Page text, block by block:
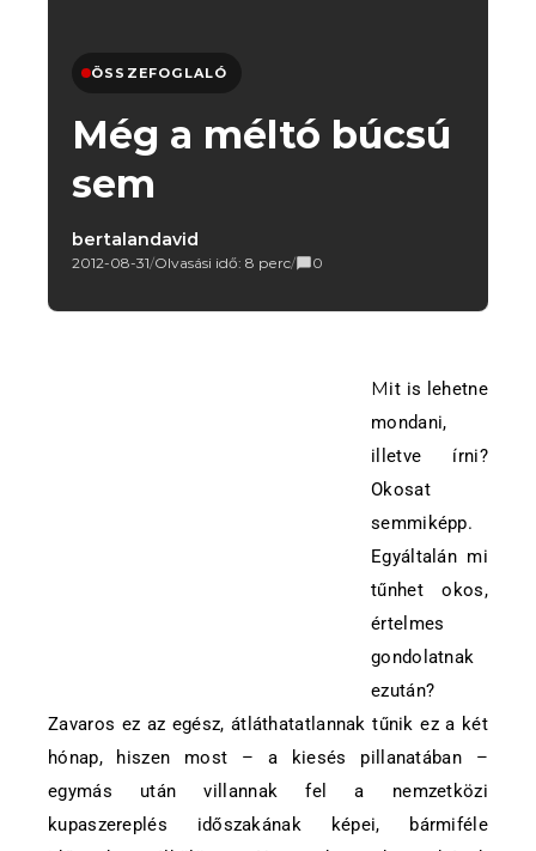
ÖSSZEFOGLALÓ
Még a méltó búcsú
sem
bertalandavid
2012-08-31/Olvasási idő: 8 perc/ 0
Mit is lehetne
mondani,
illetve írni?
Okosat
semmiképp.
Egyáltalán mi
tűnhet okos,
értelmes
gondolatnak
ezután?
Zavaros ez az egész, átláthatatlannak tűnik ez a két
hónap, hiszen most – a kiesés pillanatában –
egymás után villannak fel a nemzetközi
kupaszereplés időszakának képei, bármiféle